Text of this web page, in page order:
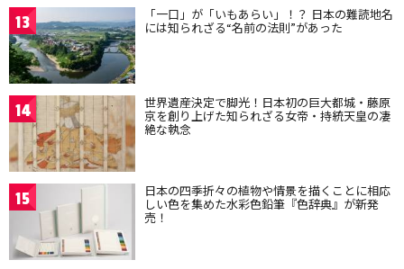
13 「一口」が「いもあらい」！？ 日本の難読地名
には知られざる“名前の法則”があった
14 世界遺産決定で脚光！日本初の巨大都城・藤原
京を創り上げた知られざる女帝・持統天皇の凄
絶な執念
15 日本の四季折々の植物や情景を描くことに相応
しい色を集めた水彩色鉛筆『色辞典』が新発
売！